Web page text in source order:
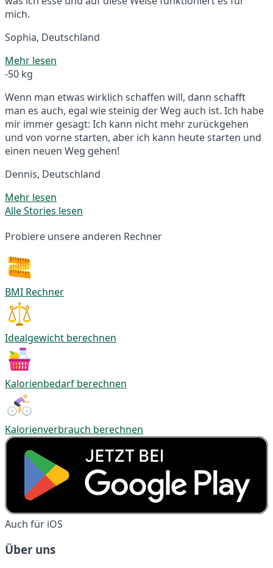
mich.
Sophia, Deutschland
Mehr lesen
-50 kg
Wenn man etwas wirklich schaffen will, dann schafft
man es auch, egal wie steinig der Weg auch ist. Ich habe
mir immer gesagt: Ich kann nicht mehr zurückgehen
und von vorne starten, aber ich kann heute starten und
einen neuen Weg gehen!
Dennis, Deutschland
Mehr lesen
Alle Stories lesen
Probiere unsere anderen Rechner
BMI Rechner
Idealgewicht berechnen
Kalorienbedarf berechnen
Kalorienverbrauch berechnen
Auch für iOS
Über uns